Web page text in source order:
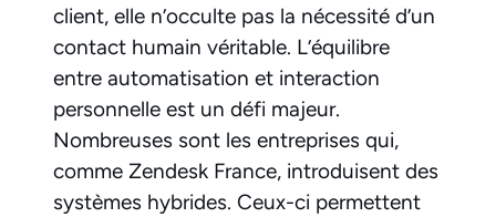
client, elle n’occulte pas la nécessité d’un
contact humain véritable. L’équilibre
entre automatisation et interaction
personnelle est un défi majeur.
Nombreuses sont les entreprises qui,
comme Zendesk France, introduisent des
systèmes hybrides. Ceux-ci permettent